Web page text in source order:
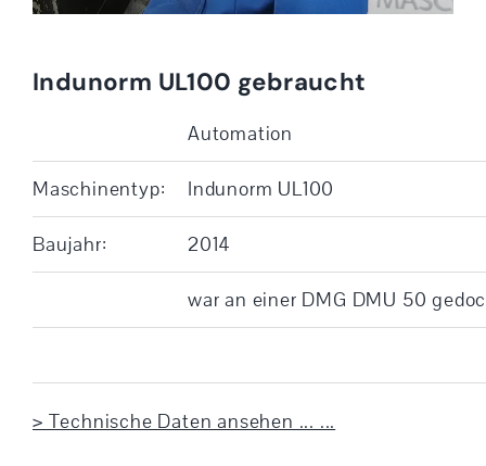
Indunorm UL100 gebraucht
Automation
Maschinentyp: Indunorm UL100
Baujahr: 2014
war an einer DMG DMU 50
> Technische Daten ansehen ... ...